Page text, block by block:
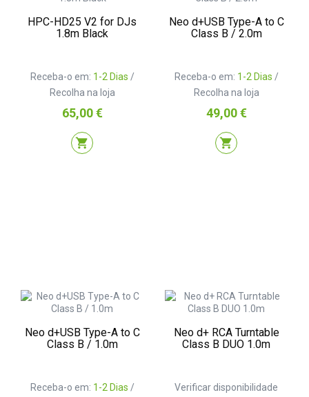
HPC-HD25 V2 for DJs
1.8m Black
Receba-o em: 1-2 Dias /
Recolha na loja
Preço
65,00 €
shopping_cart
Neo d+USB Type-A to C
Class B / 2.0m
Receba-o em: 1-2 Dias /
Recolha na loja
Preço
49,00 €
shopping_cart
Neo d+USB Type-A to C
Class B / 1.0m
Receba-o em: 1-2 Dias /
Neo d+ RCA Turntable
Class B DUO 1.0m
Verificar disponibilidade